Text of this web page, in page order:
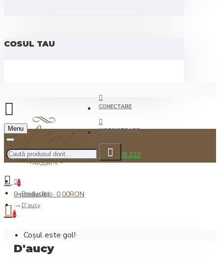
COSUL TAU
CONECTARE
INREGISTRARE
0722.505.222
Menu
0
0 produs(e) - 0,00RON
0
Coșul este gol!
Producător
D'aucy
D'aucy